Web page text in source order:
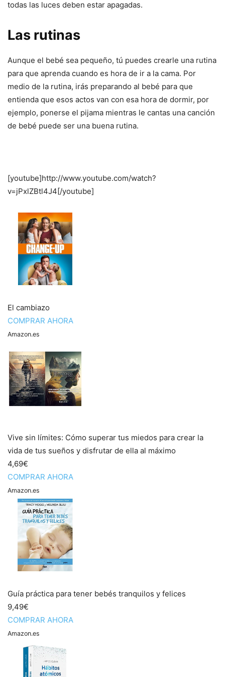
todas las luces deben estar apagadas.
Las rutinas
Aunque el bebé sea pequeño, tú puedes crearle una rutina
para que aprenda cuando es hora de ir a la cama. Por
medio de la rutina, irás preparando al bebé para que
entienda que esos actos van con esa hora de dormir, por
ejemplo, ponerse el pijama mientras le cantas una canción
de bebé puede ser una buena rutina.
[youtube]http://www.youtube.com/watch?
v=jPxlZBtl4J4[/youtube]
El cambiazo
COMPRAR AHORA
Amazon.es
Vive sin límites: Cómo superar tus miedos para crear la
vida de tus sueños y disfrutar de ella al máximo
4,69€
COMPRAR AHORA
Amazon.es
Guía práctica para tener bebés tranquilos y felices
9,49€
COMPRAR AHORA
Amazon.es